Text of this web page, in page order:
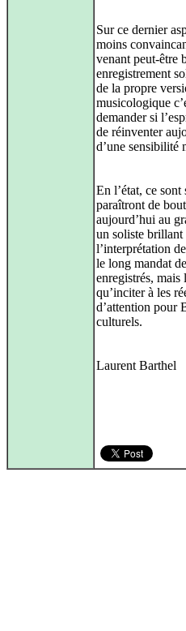
Sur ce dernier
moins
venant peut-être
enregistrement
de la propre
musicologique
demander si
de réinventer
d’une sensibilité
En l’état, ce
paraîtront de
aujourd’hui au
un soliste brillant
l’interprétation
le long mandat
enregistrés, mais
qu’inciter à les
d’attention pour
culturels.
Laurent Barthel